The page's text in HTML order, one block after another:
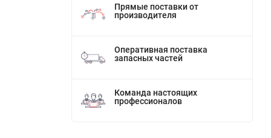
Прямые поставки от
производителя
Оперативная поставка
запасных частей
Команда настоящих
профессионалов